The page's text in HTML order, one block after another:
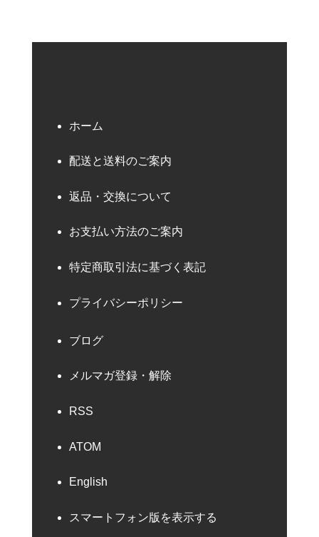
ホーム
配送と送料のご案内
返品・交換について
お支払い方法のご案内
特定商取引法に基づく表記
プライバシーポリシー
ブログ
メルマガ登録・解除
RSS
ATOM
English
スマートフォン版を表示する